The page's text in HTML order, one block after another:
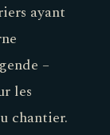
ayant
–
les
chantier.